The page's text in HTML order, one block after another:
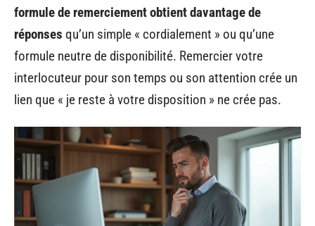
formule de remerciement obtient davantage de
réponses qu’un simple « cordialement » ou qu’une
formule neutre de disponibilité. Remercier votre
interlocuteur pour son temps ou son attention crée un
lien que « je reste à votre disposition » ne crée pas.